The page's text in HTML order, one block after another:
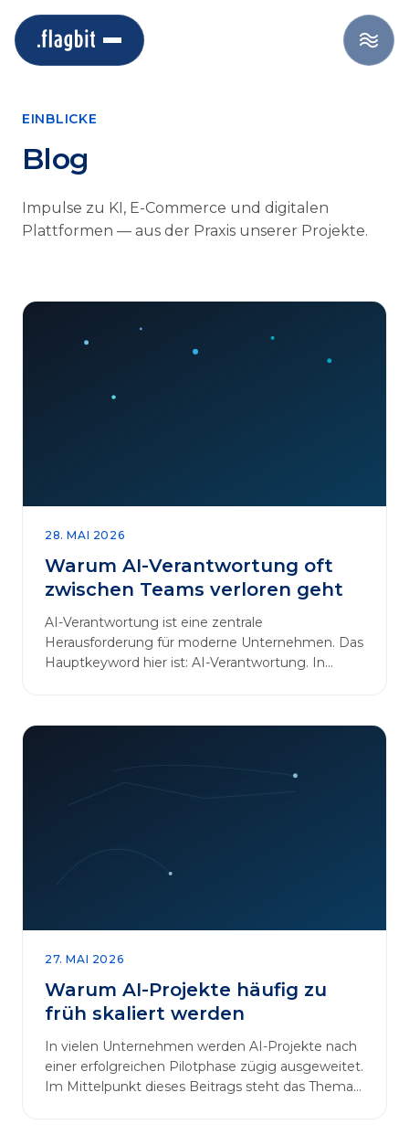
EINBLICKE
Blog
Impulse zu KI, E-Commerce und digitalen
Plattformen — aus der Praxis unserer Projekte.
28. MAI 2026
Warum AI-Verantwortung oft
zwischen Teams verloren geht
AI-Verantwortung ist eine zentrale
Herausforderung für moderne Unternehmen. Das
Hauptkeyword hier ist: AI-Verantwortung. In
27. MAI 2026
Warum AI-Projekte häufig zu
früh skaliert werden
In vielen Unternehmen werden AI-Projekte nach
einer erfolgreichen Pilotphase zügig ausgeweitet.
Im Mittelpunkt dieses Beitrags steht das Thema